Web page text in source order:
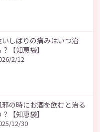
いしばりの痛みはいつ治
？【知恵袋】
2/12
邪の時にお酒を飲むと治る
？【知恵袋】
12/30